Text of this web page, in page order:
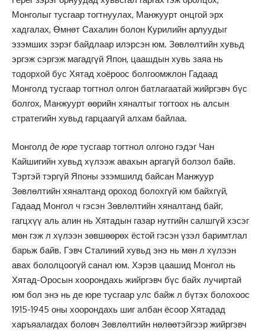
Монголыг тусгаар тогтнуулах, Манжуурт онцгой эрх
хадгалах, Өмнөт Сахалин болон Курилийн арлуудыг
эзэмших зэрэг байдлаар илэрсэн юм. Зөвлөлтийн хувьд
эргэж сэргэж магадгүй Япон, цаашдын хувь заяа нь
тодорхой бус Хятад хоёроос болгоомжлон Гадаад
Монголд тусгаар тогтнол олгон батлагаатай жийргэвч бүс
болгох, Манжуурт өөрийн хяналтыг тогтоох нь алсын
стратегийн хувьд гарцаагүй алхам байлаа.
Монголд де юре тусгаар тогтнол олгоно гэдэг Чан
Кайшигийн хувьд хүлээж авахын аргагүй болзол байв.
Тэртэй тэргүй Японы эзэмшилд байсан Манжуур
Зөвлөлтийн хяналтанд ороход болохгүй юм байхгүй,
Гадаад Монгол ч гэсэн Зөвлөлтийн хяналтанд байг,
гагцхүү аль алин нь Хятадын газар нутгийн салшгүй хэсэг
мөн гэж л хүлээн зөвшөөрөх ёстой гэсэн үзэл баримтлал
барьж байв. Гэвч Сталиний хувьд энэ нь мөн л хүлээн
авах бололцоогүй санал юм. Хэрэв цаашид Монгол нь
Хятад-Оросын хоорондахь жийргэвч бүс байх лучиртай
юм бол энэ нь де юре тусгаар улс байж л бүтэх болохоос
1915-1945 оны хоорондахь шиг албан ёсоор Хятадад
харъяалагдах боловч Зөвлөлтийн нөлөөтэйгээр жийргэвч